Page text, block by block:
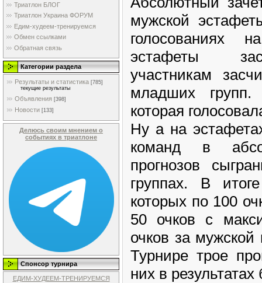
Триатлон БЛОГ
Триатлон Украина ФОРУМ
Едим-худеем-тренируемся
Обмен ссылками
Обратная связь
Категории раздела
Результаты и статистика [785]
текущие результаты
Объявления [398]
Новости [133]
Делюсь своим мнением о
событиях в триатлоне
Спонсор турнира
ЕДИМ-ХУДЕЕМ-ТРЕНИРУЕМСЯ
мужской
голосованиях
эстафеты
участникам
младших
которая
Ну а на
команд в
прогнозов
группах. В
которых по 100
50 очков с
очков за
Турнире трое
них в